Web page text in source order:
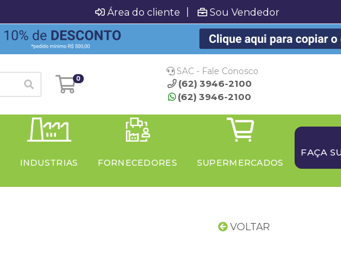
Área do cliente Sou Vendedor
0
SAC - Fale Conosco
(62) 3946-2100
(62) 3946-2100
INDUSTRIAS FORNECEDORES SUPERMERCADOS
FAÇA
VOLTAR